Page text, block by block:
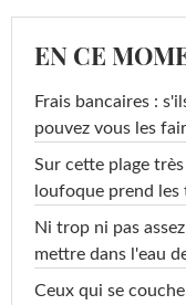
EN CE
Frais bancaires :
pouvez vous les
Sur cette plage
loufoque prend
Ni trop ni pas
mettre dans l'eau
Ceux qui se